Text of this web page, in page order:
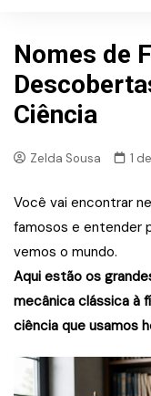
Nomes de
Ciência
Zelda Sousa 1
Você vai encontrar
famosos e entender
vemos o mundo.
Aqui estão os
mecânica clássica à
ciência que usamos